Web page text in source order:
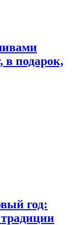
подарок,
год: